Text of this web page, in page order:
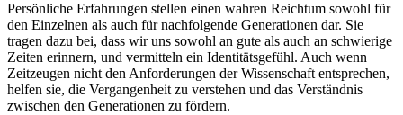
Persönliche Erfahrungen stellen einen wahren Reichtum sowohl für
den Einzelnen als auch für nachfolgende Generationen dar. Sie
tragen dazu bei, dass wir uns sowohl an gute als auch an schwierige
Zeiten erinnern, und vermitteln ein Identitätsgefühl. Auch wenn
Zeitzeugen nicht den Anforderungen der Wissenschaft entsprechen,
helfen sie, die Vergangenheit zu verstehen und das Verständnis
zwischen den Generationen zu fördern.